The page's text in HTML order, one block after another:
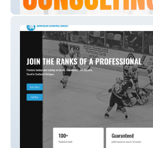
Archtype Consulting
Advanced Shooting